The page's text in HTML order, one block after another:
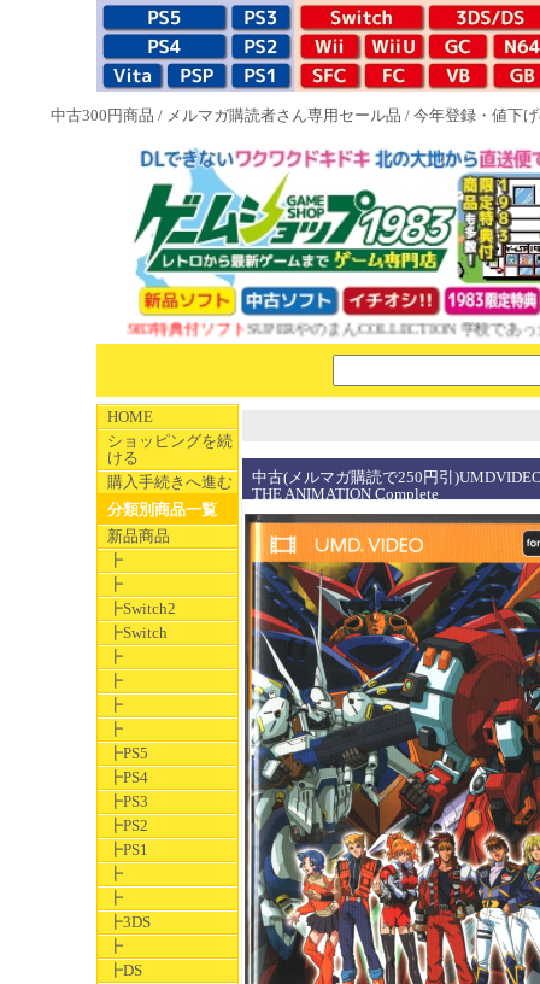
中古300円商品 / メルマガ購読者さん専用セール品 / 今年登録・値下
NEW 1983特典付ソフトSUPERやのまんCOLLECTION 学校であった
HOME
ショッピングを続
ける
購入手続きへ進む
分類別商品一覧
新品商品
┣
┣
┣Switch2
┣Switch
┣
┣
┣
┣
┣PS5
┣PS4
┣PS3
┣PS2
┣PS1
┣
┣
┣3DS
┣
┣DS
中古(メルマガ購読で250円引
THE ANIMATION Complete